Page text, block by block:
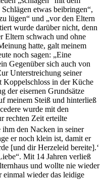
etwas beibringen“,
lügen und
vor den Eltern
wurde darüber nicht, denn
Eltern schwach und ohne
hatte, galt meinem
noch sagen:
Eine
Gegenüber sich auch von
Unterstreichung seiner
Koppelschloss in der Küche
der eisernen Grundsätze
meinem Steiß und hinterließ
wurde mit den
rechten Zeit erteilte
ihm den Nacken in seiner
er noch klein ist, damit er
[und dir Herzeleid bereite].
. Mit 14 Jahren verließ
und wollte nie wieder
wieder das leidige